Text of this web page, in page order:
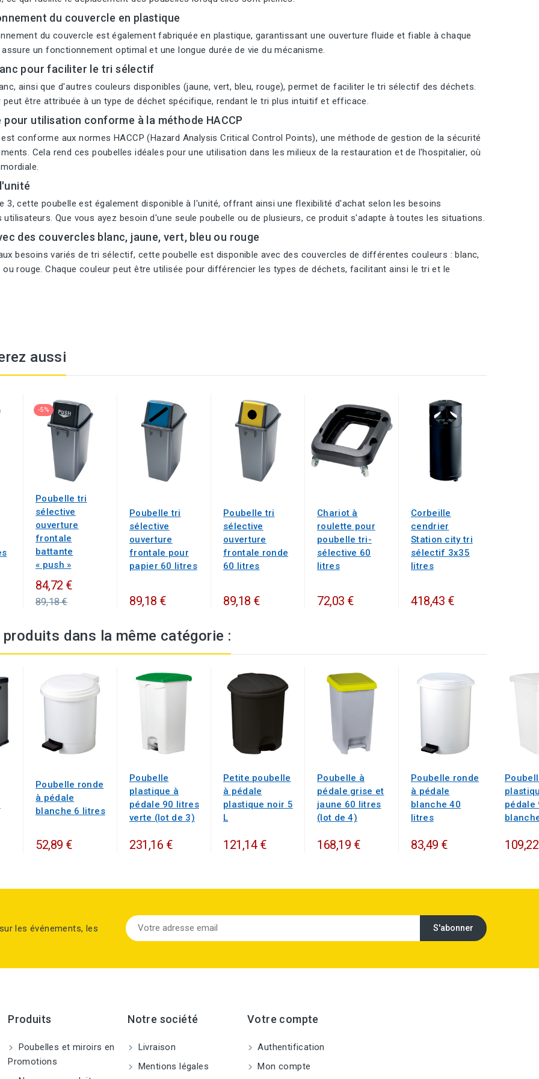
du couvercle en plastique
du couvercle est également fabriquée en plastique, garantissant une ouverture fluide et fiable à chaque
un fonctionnement optimal et une longue durée de vie du mécanisme.
pour faciliter le tri sélectif
ainsi que d'autres couleurs disponibles (jaune, vert, bleu, rouge), permet de faciliter le tri sélectif des déchets.
peut être attribuée à un type de déchet spécifique, rendant le tri plus intuitif et efficace.
pour utilisation conforme à la méthode HACCP
conforme aux normes HACCP (Hazard Analysis Critical Control Points), une méthode de gestion de la sécurité
Cela rend ces poubelles idéales pour une utilisation dans les milieux de la restauration et de l'hospitalier, où
3, cette poubelle est également disponible à l'unité, offrant ainsi une flexibilité d'achat selon les besoins
utilisateurs. Que vous ayez besoin d'une seule poubelle ou de plusieurs, ce produit s'adapte à toutes les situations.
des couvercles blanc, jaune, vert, bleu ou rouge
besoins variés de tri sélectif, cette poubelle est disponible avec des couvercles de différentes couleurs : blanc,
ou rouge. Chaque couleur peut être utilisée pour différencier les types de déchets, facilitant ainsi le tri et le
aussi
-5%
Poubelle tri
sélective
ouverture
frontale
battante
« push »
84,72 €Prix
89,18 €
Poubelle tri
sélective
ouverture
frontale pour
papier 60 litres
89,18 €
Poubelle tri
sélective
ouverture
frontale ronde
60 litres
89,18 €
Chariot à
roulette pour
poubelle tri-
sélective 60
litres
72,03 €
Corbeille
cendrier
Station city tri
sélectif 3x35
litres
418,43 €
dans la même catégorie :
Poubelle ronde
à pédale
blanche 6 litres
52,89 €
Poubelle
plastique à
pédale 90 litres
verte (lot de 3)
231,16 €
Petite poubelle
à pédale
plastique noir 5
L
121,14 €
Poubelle à
pédale grise et
jaune 60 litres
(lot de 4)
168,19 €
Poubelle ronde
à pédale
blanche 40
litres
83,49 €
pédale
les événements, les
Produits
Poubelles et miroirs en
Promotions
Notre société
Livraison
Mentions légales
Votre compte
Authentification
Mon compte